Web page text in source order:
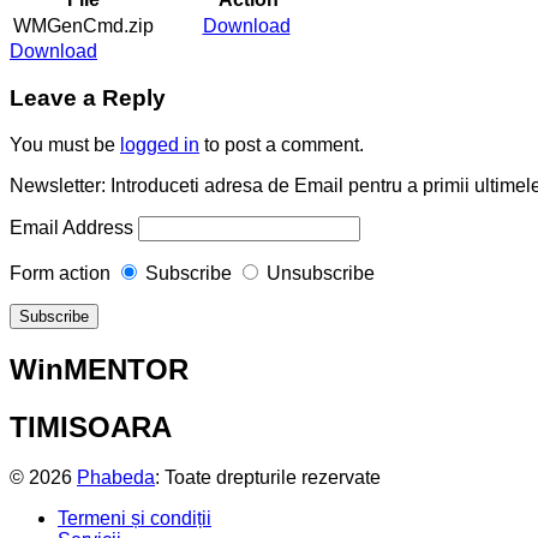
WMGenCmd.zip
Download
Download
Leave a Reply
You must be logged in to post a comment.
Newsletter: Introduceti adresa de Email pentru a primii
Email Address
Form action Subscribe Unsubscribe
WinMENTOR
TIMISOARA
© 2026 Phabeda: Toate drepturile rezervate
Termeni și condiții